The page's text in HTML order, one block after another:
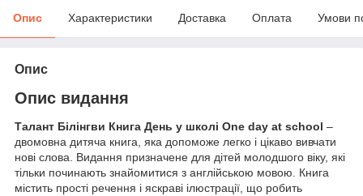
Опис Характеристики Доставка Оплата Умови
Опис
Опис видання
Талант Білінгви Книга День у школі One day at school –
двомовна дитяча книга, яка допоможе легко і цікаво вивчати
нові слова. Видання призначене для дітей молодшого віку, які
тільки починають знайомитися з англійською мовою. Книга
містить прості речення і яскраві ілюстрації, що робить